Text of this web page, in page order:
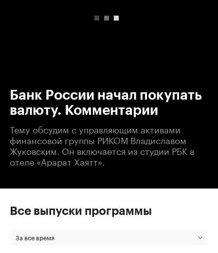
Банк России начал покупать
валюту. Комментарии
Тему обсудим с управляющим активами
финансовой группы РИКОМ Владиславом
Жуковским. Он включается из студии РБК в
отеле «Арарат Хаятт».
Все выпуски программы
За все время